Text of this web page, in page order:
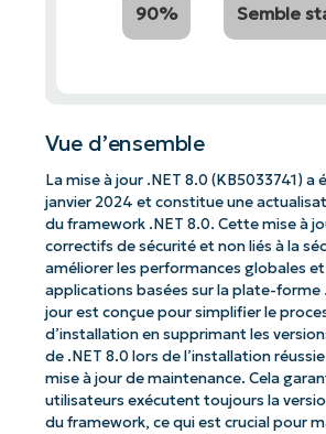
90% Semble
Vue d’ensemble
La mise à jour .NET 8.0 (KB5033741) a
janvier 2024 et constitue une
du framework .NET 8.0. Cette mise à
correctifs de sécurité et non liés à la
améliorer les performances globales
applications basées sur la plate-forme
jour est conçue pour simplifier le
d’installation en supprimant les
de .NET 8.0 lors de l’installation
mise à jour de maintenance. Cela
utilisateurs exécutent toujours la
du framework, ce qui est crucial pour